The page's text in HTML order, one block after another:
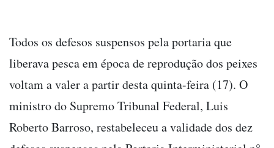
Todos os defesos suspensos pela portaria que
liberava pesca em época de reprodução dos peixes
voltam a valer a partir desta quinta-feira (17). O
ministro do Supremo Tribunal Federal, Luis
Roberto Barroso, restabeleceu a validade dos dez